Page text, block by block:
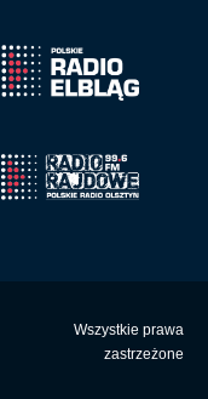
Wszystkie prawa
zastrzeżone